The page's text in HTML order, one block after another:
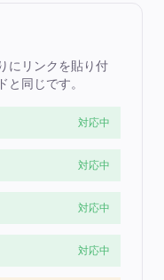
にリンクを貼り付
同じです。
対応中
対応中
対応中
対応中